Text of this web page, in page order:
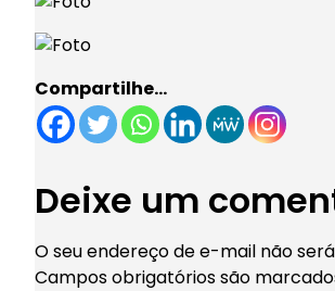
Compartilhe…
Deixe um
O seu endereço de e-mail não
Campos obrigatórios são